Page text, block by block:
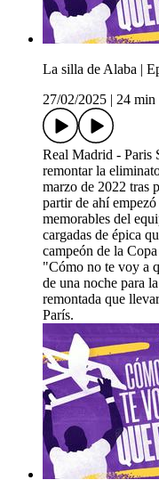
La silla de Alaba |
27/02/2025
24 min
Real Madrid - Paris
remontar la
marzo de 2022 tras
partir de ahí
memorables del
cargadas de épica
campeón de la
"Cómo no te voy a
de una noche para
remontada que
París.